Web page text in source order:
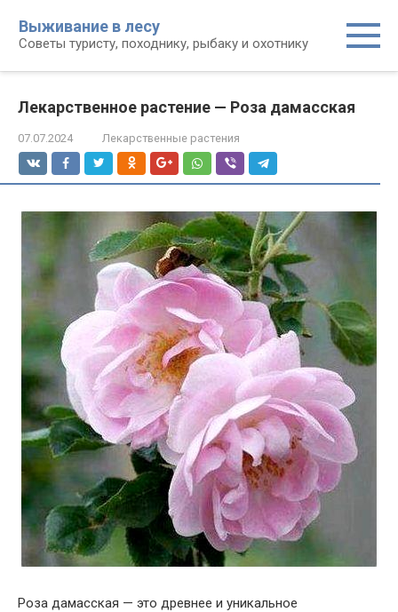
контенту
Выживание в лесу
Советы туристу, походнику, рыбаку и охотнику
Лекарственное растение — Роза дамасская
07.07.2024 Лекарственные растения
Роза дамасская — это древнее и уникальное